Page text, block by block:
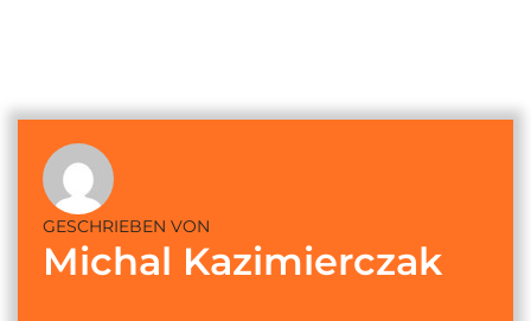
GESCHRIEBEN VON
Michal Kazimierczak